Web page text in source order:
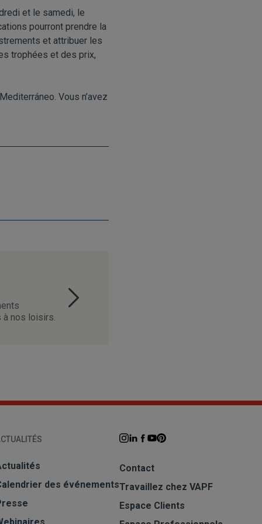
et le samedi, le
pourront prendre la
et attribuer les
trophées et des prix,
Vous n’avez
à nos loisirs.
des événements
Contact
Travaillez chez VAPF
Espace Clients